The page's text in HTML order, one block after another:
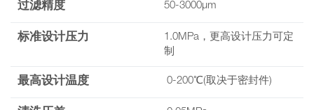
过滤精度 50-3000μm
标准设计压力
1.0MPa，更高设计压力可定
制
最高设计温度 0-200℃(取决于密封件)